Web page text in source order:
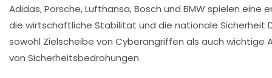
Adidas, Porsche, Lufthansa, Bosch und BMW spielen eine
die wirtschaftliche Stabilität und die nationale Sicherheit
sowohl Zielscheibe von Cyberangriffen als auch wichtige
von Sicherheitsbedrohungen.